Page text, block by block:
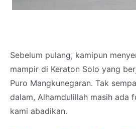
Sebelum pulang, kamipun
mampir di Keraton Solo yang
Puro Mangkunegaran. Tak
dalam, Alhamdulillah masih ada
kami abadikan.